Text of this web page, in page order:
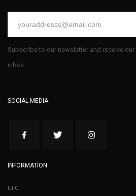
Subscribe to our newsletter and receive
inbox.
SOCIAL MEDIA
INFORMATION
UFC